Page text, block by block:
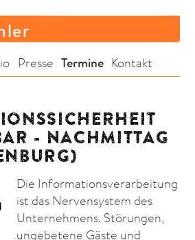
Presse Termine Kontakt
- NACHMITTAG
Die Informationsverarbeitung
ist das Nervensystem des
Unternehmens. Störungen,
ungebetene Gäste und